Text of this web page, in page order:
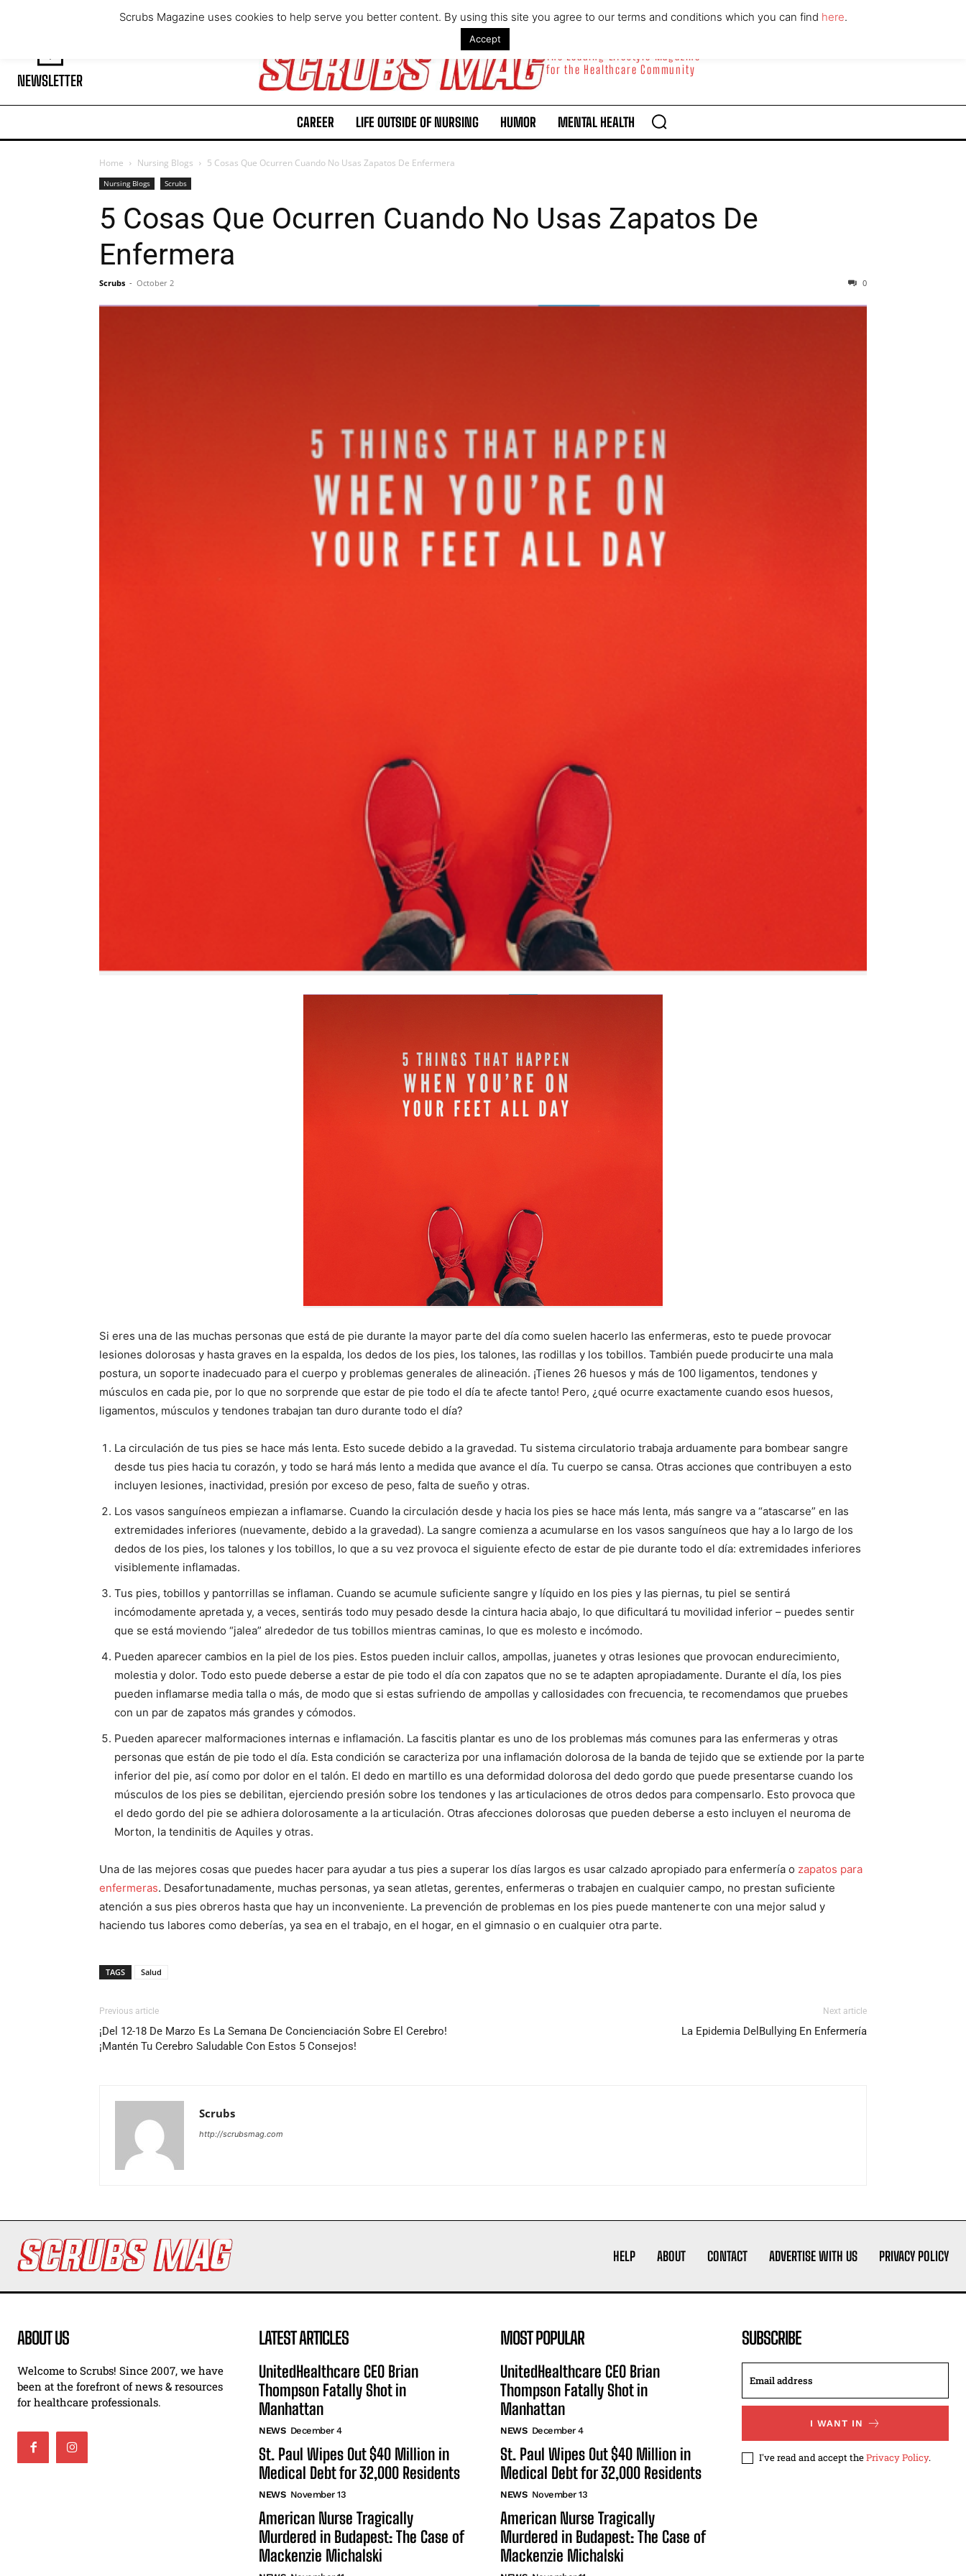
Saturday, August 8, 2026
NEWSLETTER
The Leading Lifestyle Magazine
for the Healthcare Community
CAREER LIFE OUTSIDE OF NURSING HUMOR MENTAL HEALTH
Home Nursing Blogs 5 Cosas Que Ocurren Cuando No Usas Zapatos De Enfermera
Nursing Blogs Scrubs
5 Cosas Que Ocurren Cuando No Usas Zapatos De
Enfermera
Scrubs - October 2 0
Si eres una de las muchas personas que está de pie durante la mayor parte del día como suelen hacerlo las enfermeras, esto te puede provocar
lesiones dolorosas y hasta graves en la espalda, los dedos de los pies, los talones, las rodillas y los tobillos. También puede producirte una mala
postura, un soporte inadecuado para el cuerpo y problemas generales de alineación. ¡Tienes 26 huesos y más de 100 ligamentos, tendones y
músculos en cada pie, por lo que no sorprende que estar de pie todo el día te afecte tanto! Pero, ¿qué ocurre exactamente cuando esos huesos,
ligamentos, músculos y tendones trabajan tan duro durante todo el día?
La circulación de tus pies se hace más lenta. Esto sucede debido a la gravedad. Tu sistema circulatorio trabaja arduamente para bombear sangre
desde tus pies hacia tu corazón, y todo se hará más lento a medida que avance el día. Tu cuerpo se cansa. Otras acciones que contribuyen a esto
incluyen lesiones, inactividad, presión por exceso de peso, falta de sueño y otras.
Los vasos sanguíneos empiezan a inflamarse. Cuando la circulación desde y hacia los pies se hace más lenta, más sangre va a “atascarse” en las
extremidades inferiores (nuevamente, debido a la gravedad). La sangre comienza a acumularse en los vasos sanguíneos que hay a lo largo de los
dedos de los pies, los talones y los tobillos, lo que a su vez provoca el siguiente efecto de estar de pie durante todo el día: extremidades inferiores
visiblemente inflamadas.
Tus pies, tobillos y pantorrillas se inflaman. Cuando se acumule suficiente sangre y líquido en los pies y las piernas, tu piel se sentirá
incómodamente apretada y, a veces, sentirás todo muy pesado desde la cintura hacia abajo, lo que dificultará tu movilidad inferior – puedes sentir
que se está moviendo “jalea” alrededor de tus tobillos mientras caminas, lo que es molesto e incómodo.
Pueden aparecer cambios en la piel de los pies. Estos pueden incluir callos, ampollas, juanetes y otras lesiones que provocan endurecimiento,
molestia y dolor. Todo esto puede deberse a estar de pie todo el día con zapatos que no se te adapten apropiadamente. Durante el día, los pies
pueden inflamarse media talla o más, de modo que si estas sufriendo de ampollas y callosidades con frecuencia, te recomendamos que pruebes
con un par de zapatos más grandes y cómodos.
Pueden aparecer malformaciones internas e inflamación. La fascitis plantar es uno de los problemas más comunes para las enfermeras y otras
personas que están de pie todo el día. Esta condición se caracteriza por una inflamación dolorosa de la banda de tejido que se extiende por la parte
inferior del pie, así como por dolor en el talón. El dedo en martillo es una deformidad dolorosa del dedo gordo que puede presentarse cuando los
músculos de los pies se debilitan, ejerciendo presión sobre los tendones y las articulaciones de otros dedos para compensarlo. Esto provoca que
el dedo gordo del pie se adhiera dolorosamente a la articulación. Otras afecciones dolorosas que pueden deberse a esto incluyen el neuroma de
Morton, la tendinitis de Aquiles y otras.
Una de las mejores cosas que puedes hacer para ayudar a tus pies a superar los días largos es usar calzado apropiado para enfermería o zapatos para
enfermeras. Desafortunadamente, muchas personas, ya sean atletas, gerentes, enfermeras o trabajen en cualquier campo, no prestan suficiente
atención a sus pies obreros hasta que hay un inconveniente. La prevención de problemas en los pies puede mantenerte con una mejor salud y
haciendo tus labores como deberías, ya sea en el trabajo, en el hogar, en el gimnasio o en cualquier otra parte.
TAGS Salud
Previous article
¡Del 12-18 De Marzo Es La Semana De Concienciación Sobre El Cerebro!
¡Mantén Tu Cerebro Saludable Con Estos 5 Consejos!
Next article
La Epidemia DelBullying En Enfermería
Scrubs
http://scrubsmag.com
HELP ABOUT CONTACT ADVERTISE WITH US PRIVACY POLICY
ABOUT US
Welcome to Scrubs! Since 2007, we have
been at the forefront of news & resources
for healthcare professionals.
LATEST ARTICLES
UnitedHealthcare CEO Brian
Thompson Fatally Shot in
Manhattan
NEWS December 4
St. Paul Wipes Out $40 Million in
Medical Debt for 32,000 Residents
NEWS November 13
American Nurse Tragically
Murdered in Budapest: The Case of
Mackenzie Michalski
MOST POPULAR
UnitedHealthcare CEO Brian
Thompson Fatally Shot in
Manhattan
NEWS December 4
St. Paul Wipes Out $40 Million in
Medical Debt for 32,000 Residents
NEWS November 13
American Nurse Tragically
Murdered in Budapest: The Case of
Mackenzie Michalski
SUBSCRIBE
I WANT IN
I've read and accept thePrivacy Policy.
Scrubs Magazine uses cookies to help serve you better content. By using this site you agree to our terms and conditions which you can find here.
Accept